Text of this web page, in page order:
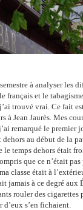
à analyser les
français et le
trouvé vrai. Ce fait
à Jean Jaurès. Mes
remarqué le premier
au début de la
le temps dehors était
que ce n’était
classe était à
jamais à ce degré aux
rouler des cigarettes
d’eux s’en fichaient.